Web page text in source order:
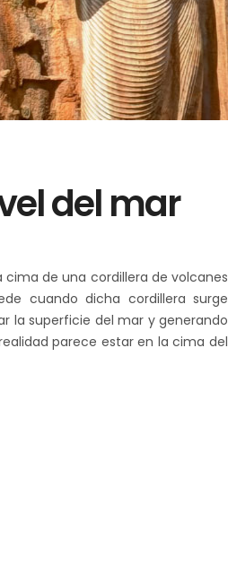
del mar
cima de una cordillera de volcanes
cuando dicha cordillera surge
la superficie del mar y generando
parece estar en la cima del